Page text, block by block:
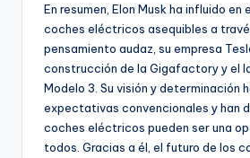
En resumen, Elon Musk ha influido en
coches eléctricos asequibles a
pensamiento audaz, su empresa
construcción de la Gigafactory y el
Modelo 3. Su visión y determinación
expectativas convencionales y han
coches eléctricos pueden ser una
todos. Gracias a él, el futuro de los